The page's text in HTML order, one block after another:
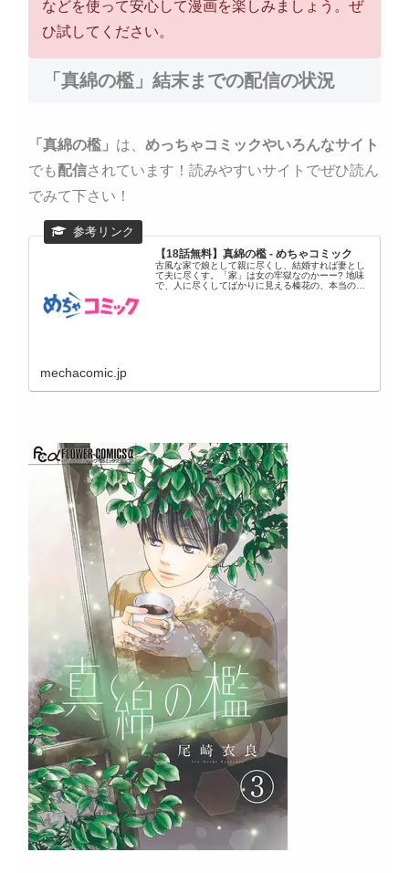
などを使って安心して漫画を楽しみましょう。ぜ
ひ試してください。
「真綿の檻」結末までの配信の状況
「真綿の檻」 は、 めっちゃコミックやいろんなサイト
でも配信されています！読みやすいサイトでぜひ読ん
でみて下さい！
【18話無料】真綿の檻 - めちゃコミック
古風な家で娘として親に尽くし、結婚すれば妻とし
て夫に尽くす。「家」は女の牢獄なのかーー? 地味
で、人に尽くしてばかりに見える榛花の、本当の人
mechacomic.jp